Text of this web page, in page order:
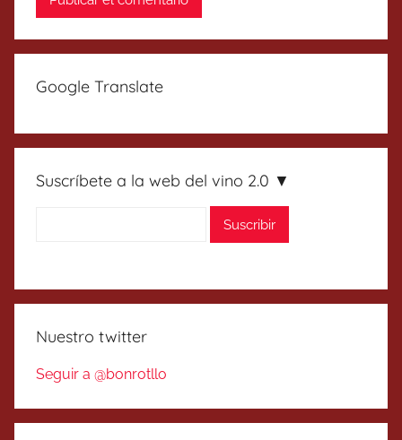
Google Translate
Suscríbete a la web del vino 2.0 ▼
Nuestro twitter
Seguir a @bonrotllo